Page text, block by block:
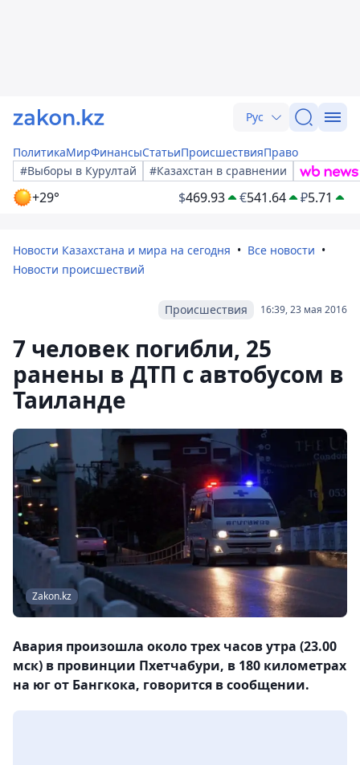
Рус
ПолитикаМирФинансыСтатьиПроисшествияПраво
#Выборы в Курултай
#Казахстан в сравнении
+29° $469.93 €541.64 ₽5.71
Новости Казахстана и мира на сегодня
Все новости
Новости происшествий
16:39, 23 мая 2016
Происшествия
7 человек погибли, 25
ранены в ДТП с автобусом в
Таиланде
Zakon.kz
Авария произошла около трех часов утра (23.00
мск) в провинции Пхетчабури, в 180 километрах
на юг от Бангкока, говорится в сообщении.